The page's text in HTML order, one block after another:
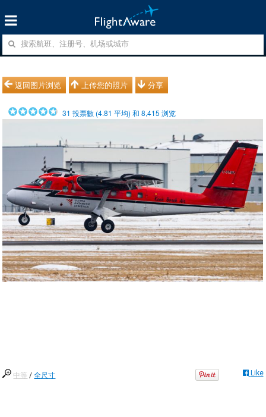
返回图片浏览 上传您的照片 分享
31 投票數 (4.81 平均) 和8,415 浏览
中等 /全尺寸 Like